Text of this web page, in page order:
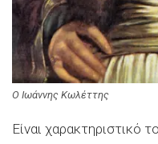
Ο Ιωάννης Κωλέττης
Είναι χαρακτηριστικό